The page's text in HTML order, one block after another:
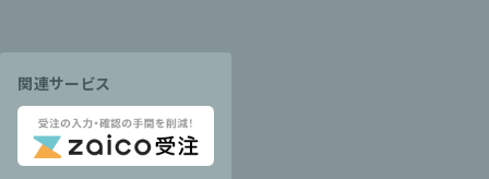
関連サービス